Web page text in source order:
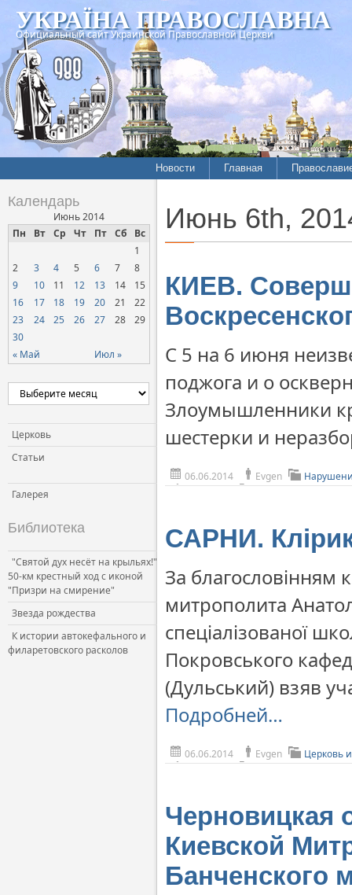
УКРАЇНА ПРАВОСЛАВНА
Официальный сайт Украинской Православной Церкви
Новости
Межконфессиональные
отношения
Официальная хроника
Расколы, ереси, секты
СЛУЖЕНИЕ
Церковь и общество
Церковь и СМИ
Главная
История
Календарь
Июнь 2014
Пн
Вт Ср Чт Пт Сб Вс
« Май Июл »
1
2
3 4 5 6 7
8
9
10 11 12 13 14
15
16
17 18 19 20 21
22
23
24 25 26 27 28
29
30
Церковь
Статьи
Галерея
Библиотека
"Святой дух несёт на крыльях!"
50-км крестный ход с иконой
"Призри на смирение"
Звезда рождества
К истории автокефального и
филаретовского расколов
Июнь 6th,
КИЕВ.
С 5 на 6 июня
поджога и о
Злоумышленники
шестерки и
06.06.2014 Evgen
САРНИ. Клірик
За благословінням
митрополита
спеціалізованої
Покровського
(Дульський) взяв
Подробней…
06.06.2014 Evgen Церковь
Черновицкая
Киевской
Банченского